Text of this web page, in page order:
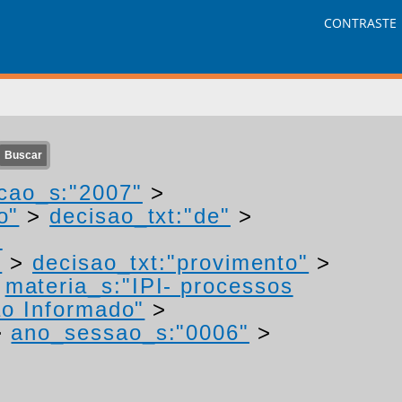
CONTRASTE
>
> decisao_txt:"de" >
> decisao_txt:"provimento" >
materia_s:"IPI- processos
Informado" >
ano_sessao_s:"0006" >